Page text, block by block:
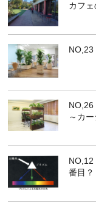
カフ
NO,23
～カ
番目